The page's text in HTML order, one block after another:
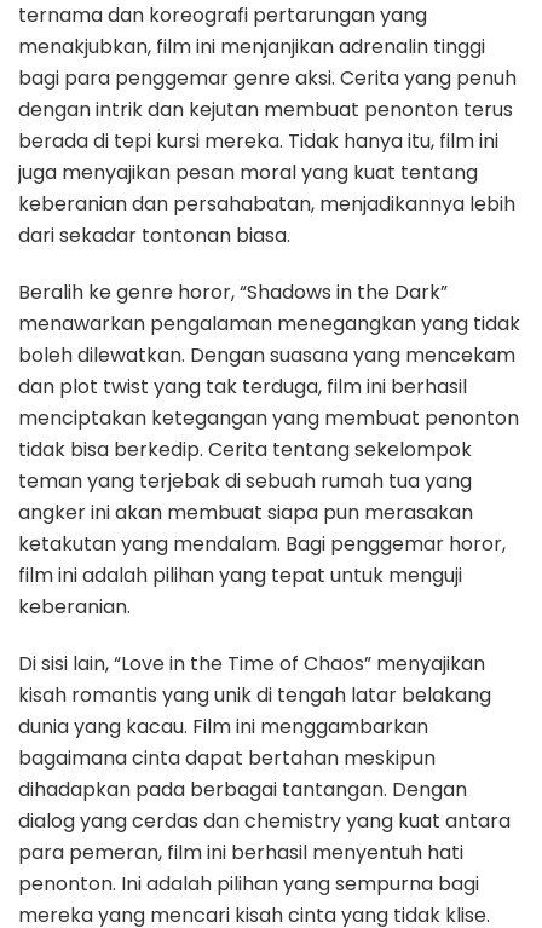
ternama dan koreografi pertarungan yang
menakjubkan, film ini menjanjikan adrenalin tinggi
bagi para penggemar genre aksi. Cerita yang penuh
dengan intrik dan kejutan membuat penonton terus
berada di tepi kursi mereka. Tidak hanya itu, film ini
juga menyajikan pesan moral yang kuat tentang
keberanian dan persahabatan, menjadikannya lebih
dari sekadar tontonan biasa.
Beralih ke genre horor, “Shadows in the Dark”
menawarkan pengalaman menegangkan yang tidak
boleh dilewatkan. Dengan suasana yang mencekam
dan plot twist yang tak terduga, film ini berhasil
menciptakan ketegangan yang membuat penonton
tidak bisa berkedip. Cerita tentang sekelompok
teman yang terjebak di sebuah rumah tua yang
angker ini akan membuat siapa pun merasakan
ketakutan yang mendalam. Bagi penggemar horor,
film ini adalah pilihan yang tepat untuk menguji
keberanian.
Di sisi lain, “Love in the Time of Chaos” menyajikan
kisah romantis yang unik di tengah latar belakang
dunia yang kacau. Film ini menggambarkan
bagaimana cinta dapat bertahan meskipun
dihadapkan pada berbagai tantangan. Dengan
dialog yang cerdas dan chemistry yang kuat antara
para pemeran, film ini berhasil menyentuh hati
penonton. Ini adalah pilihan yang sempurna bagi
mereka yang mencari kisah cinta yang tidak klise.